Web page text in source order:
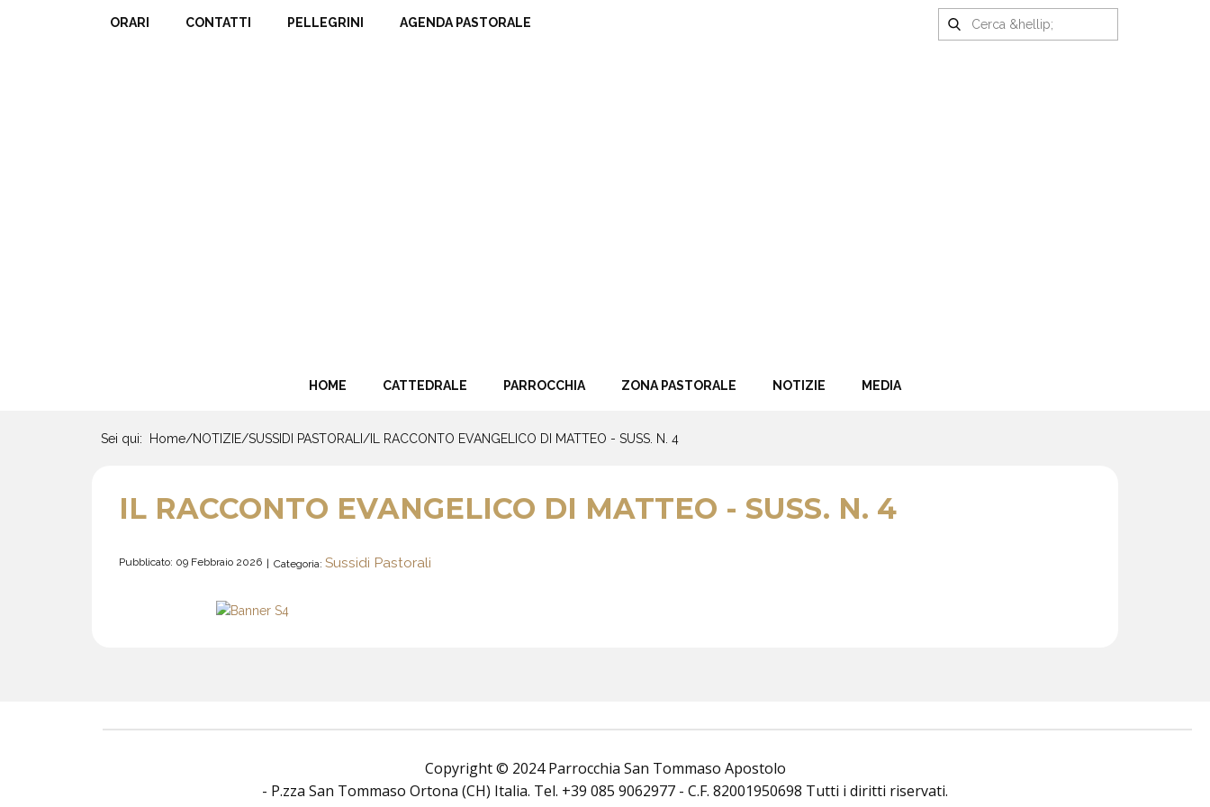
ORARI CONTATTI PELLEGRINI AGENDA PASTORALE
HOME CATTEDRALE PARROCCHIA ZONA PASTORALE NOTIZIE MEDIA
Sei qui: Home/NOTIZIE/SUSSIDI PASTORALI/ IL RACCONTO EVANGELICO DI MATTEO - SUSS. N. 4
IL RACCONTO EVANGELICO DI MATTEO - SUSS. N. 4
Pubblicato: 09 Febbraio 2026 Categoria: Sussidi Pastorali
Copyright © 2024 Parrocchia San Tommaso Apostolo
- P.zza San Tommaso Ortona (CH) Italia. Tel. +39 085 9062977 - C.F. 82001950698 Tutti i diritti riservati.